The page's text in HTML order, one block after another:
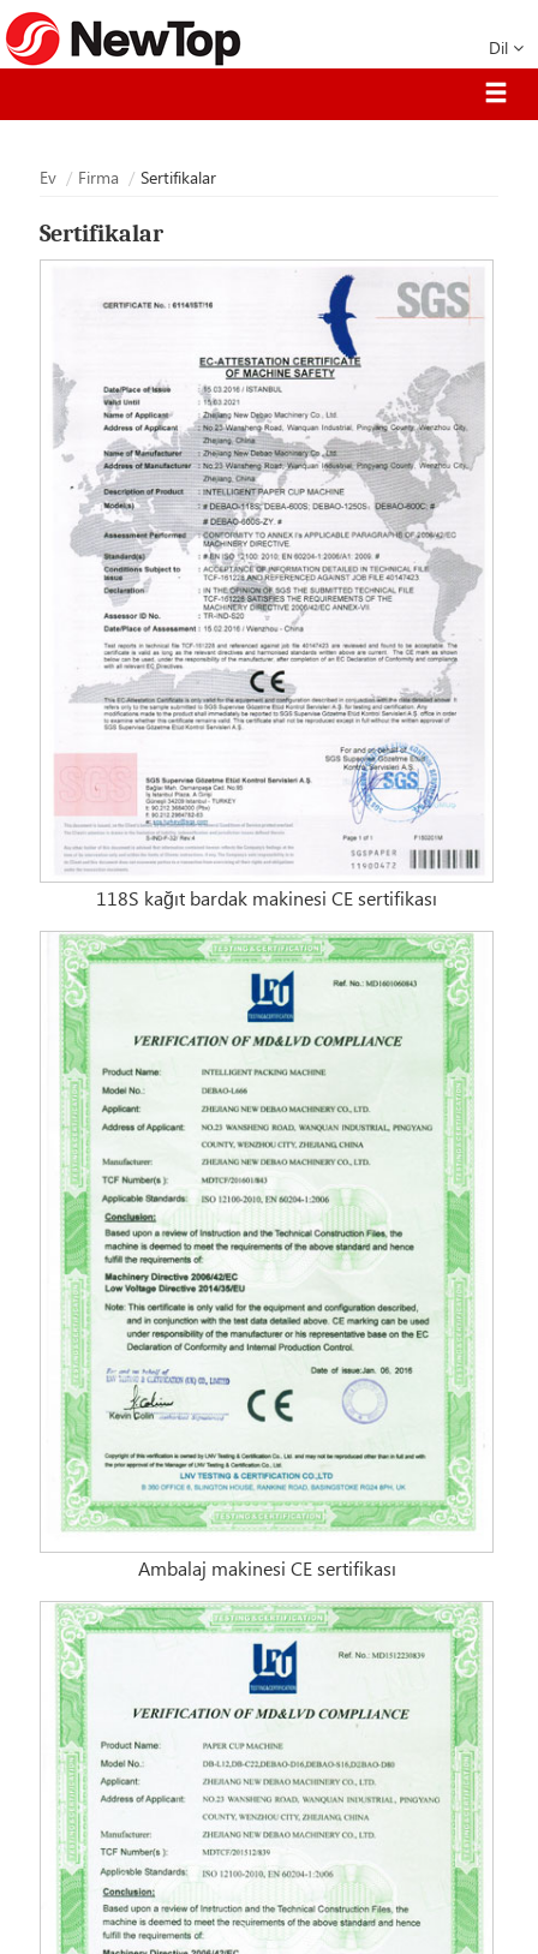
Dil
Ev Firma Sertifikalar
Sertifikalar
118S kağıt bardak makinesi CE sertifikası
Ambalaj makinesi CE sertifikası